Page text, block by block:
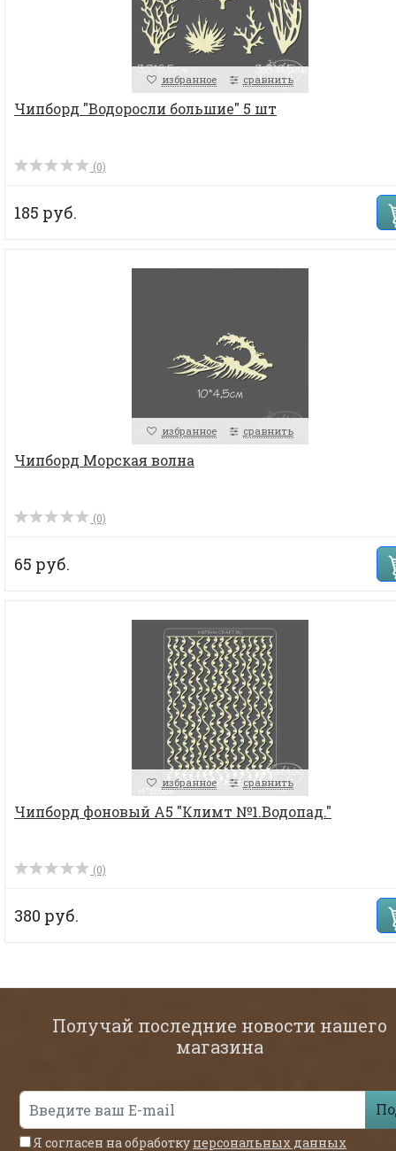
избранное сравнить
Чипборд "Водоросли большие" 5 шт
(0)
185 руб.
избранное сравнить
Чипборд Морская волна
(0)
65 руб.
избранное сравнить
Чипборд фоновый А5 "Климт №1.Водопад."
(0)
380 руб.
Получай последние новости нашего
магазина
Я согласен на обработку персональных данных